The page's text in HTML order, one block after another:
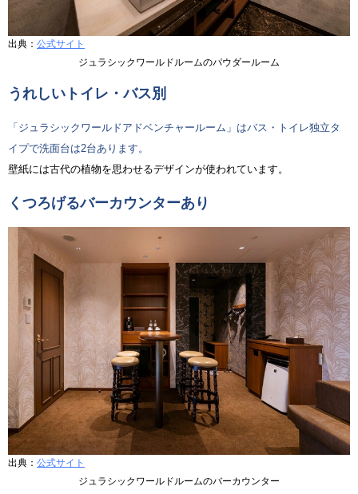
出典： 公式サイト
ジュラシックワールドルームのパウダールーム
うれしいトイレ・バス別
「ジュラシックワールドアドベンチャールーム」はバス・トイレ独立タ
イプで洗面台は2台あります。
壁紙には古代の植物を思わせるデザインが使われています。
くつろげるバーカウンターあり
出典： 公式サイト
ジュラシックワールドルームのバーカウンター